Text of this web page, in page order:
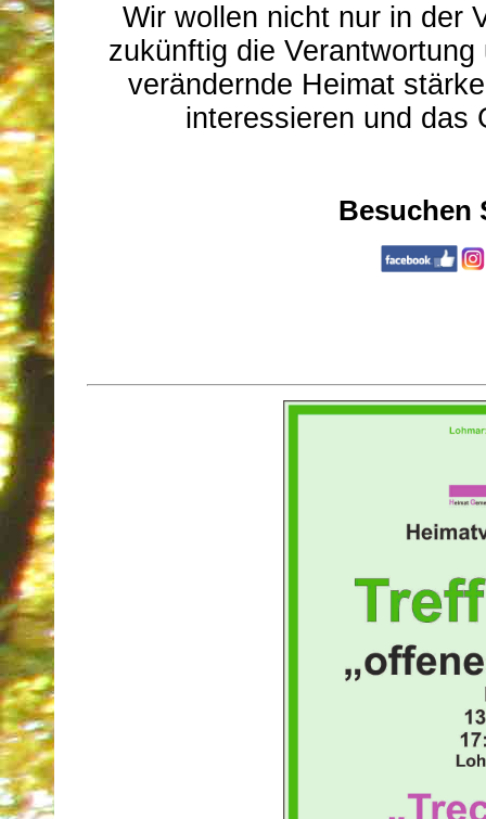
Wir wollen nicht nur in der
zukünftig die
verändernde Heimat
interessieren und das
Besuchen